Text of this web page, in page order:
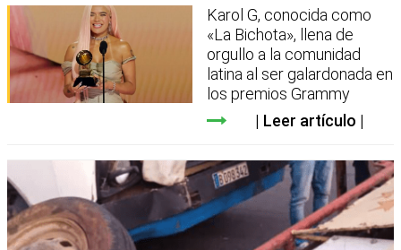
Karol G, conocida como
«La Bichota», llena de
orgullo a la comunidad
latina al ser galardonada en
los premios Grammy
Leer artículo